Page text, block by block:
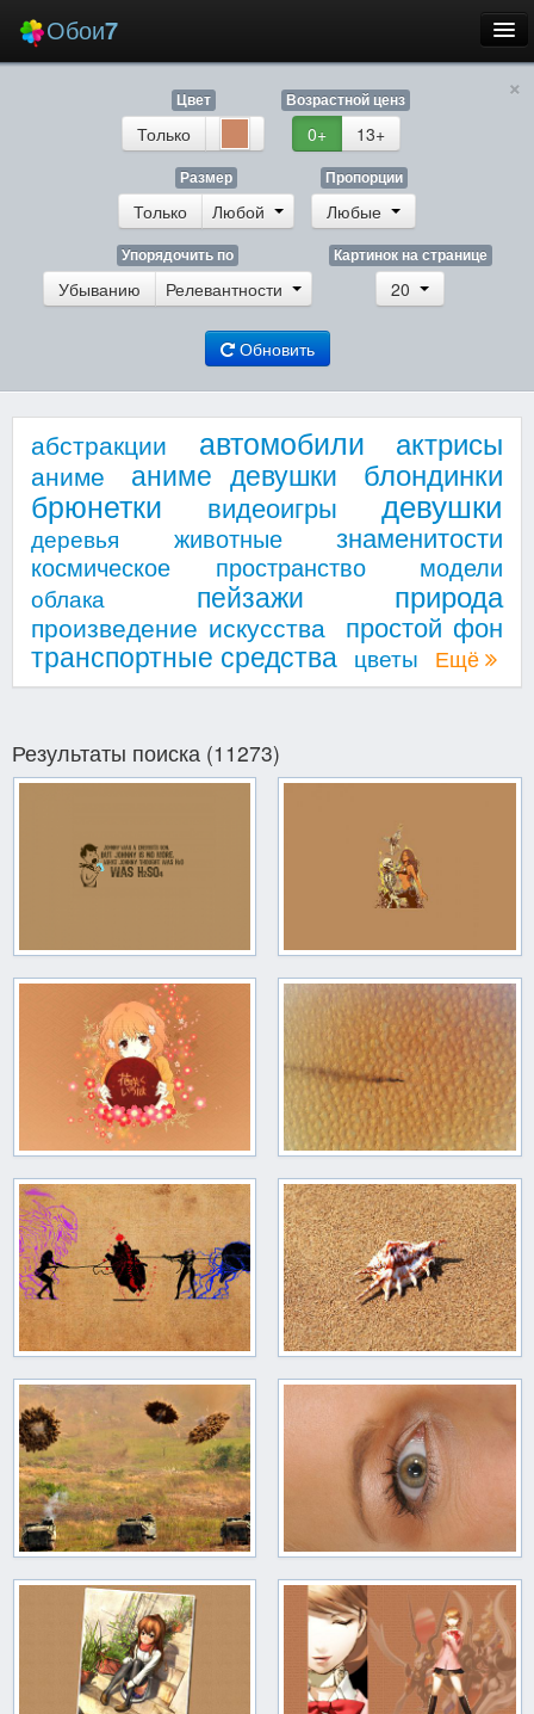
Обои7
Заставки
Вход
×
Цвет
Только
Возрастной ценз
0+ 13+
Размер
Только Любой
Пропорции
Любые
Упорядочить по
Убыванию Релевантности
Картинок на странице
20
Обновить
абстракции автомобили актрисы
аниме аниме девушки блондинки
брюнетки видеоигры девушки
деревья животные знаменитости
космическое пространство модели
облака пейзажи природа
произведение искусства простой фон
транспортные средства цветы Ещё
Результаты поиска (11273)